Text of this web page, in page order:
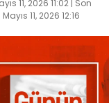
11, 2026 11:02 | Son
Mayıs 11, 2026 12:16